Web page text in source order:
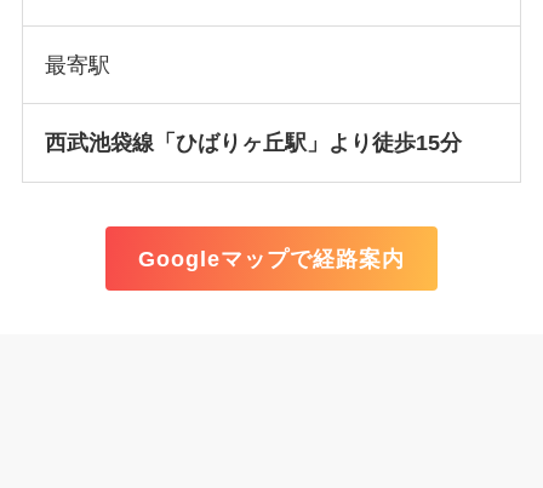
最寄駅
西武池袋線「ひばりヶ丘駅」より徒歩15分
Googleマップで経路案内